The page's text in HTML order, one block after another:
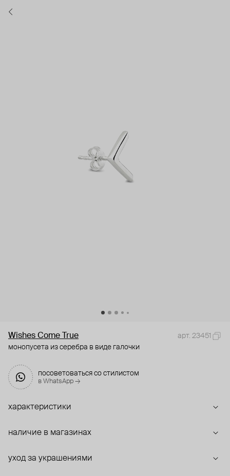
Wishes Come True
арт. 23451
монопусета из серебра в виде галочки
посоветоваться со стилистом
в WhatsApp →
характеристики
наличие в магазинах
уход за украшениями